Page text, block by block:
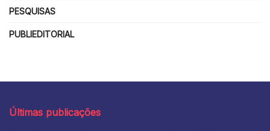
PESQUISAS
PUBLIEDITORIAL
Últimas publicações